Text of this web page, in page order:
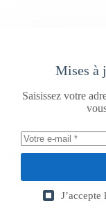
Mises à
Saisissez votre
J’accepte